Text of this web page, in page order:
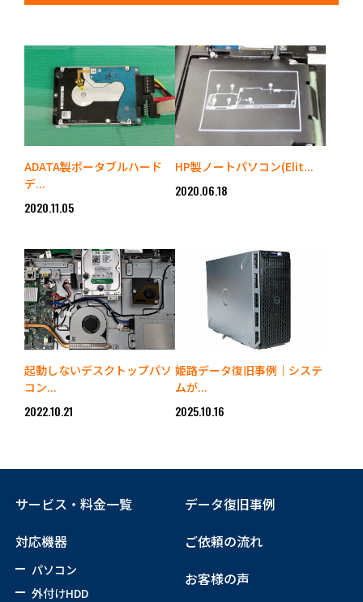
ADATA製ポータブルハード
デ...
2020.11.05
HP製ノートパソコン(Elit...
2020.06.18
起動しないデスクトップパソ
コン...
2022.10.21
姫路データ復旧事例｜システ
ムが...
2025.10.16
サービス・料金一覧
対応機器
パソコン
外付けHDD
データ復旧事例
ご依頼の流れ
お客様の声